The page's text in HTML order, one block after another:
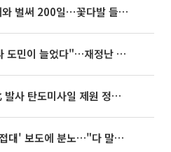
아옳이, 한의사 김형배와 벌써 200일⋯꽃다발 들고 "프러포즈 아냐"
추미애 "복지가 아니라 도민이 늘었다"…재정난 책임론 정면돌파
탄도미사일 제원 정밀분석 중"
박문성, 축구협회 '성 접대' 보도에 분노…"다 말아먹으려고 작정했나"